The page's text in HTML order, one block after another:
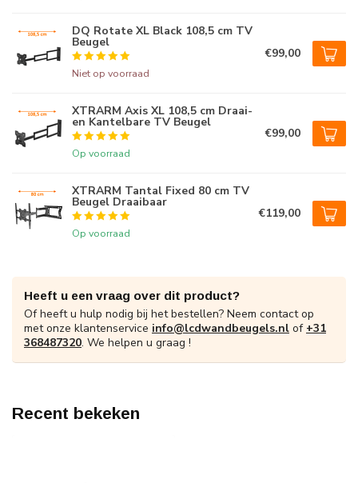
DQ Rotate XL Black 108,5 cm TV
Beugel
Niet op voorraad
€99,00
XTRARM Axis XL 108,5 cm Draai-
en Kantelbare TV Beugel
Op voorraad
€99,00
XTRARM Tantal Fixed 80 cm TV
Beugel Draaibaar
Op voorraad
€119,00
Heeft u een vraag over dit product?
Of heeft u hulp nodig bij het bestellen? Neem contact op
met onze klantenservice info@lcdwandbeugels.nl of +31
368487320. We helpen u graag !
Recent bekeken